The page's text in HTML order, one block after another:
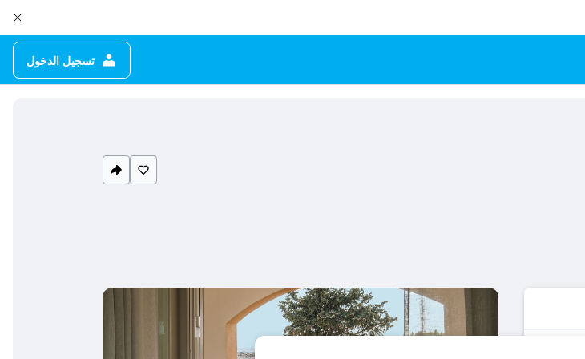
تسجيل الدخول